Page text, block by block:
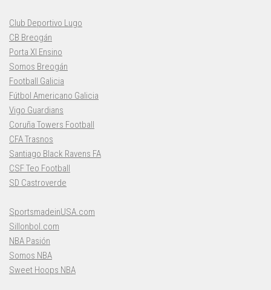
Club Deportivo Lugo
CB Breogán
Porta XI Ensino
Somos Breogán
Football Galicia
Fútbol Americano Galicia
Vigo Guardians
Coruña Towers Football
CFA Trasnos
Santiago Black Ravens FA
CSF Teo Football
SD Castroverde
SportsmadeinUSA.com
Sillonbol.com
NBA Pasión
Somos NBA
Sweet Hoops NBA